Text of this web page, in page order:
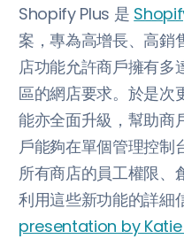
Shopify Plus 是
案，專為高增長、高銷
店功能允許商戶擁有多
區的網店要求。於是
能亦全面升級，幫助
戶能夠在單個管理控制
所有商店的員工權限、
利用這些新功能的詳細
presentation by